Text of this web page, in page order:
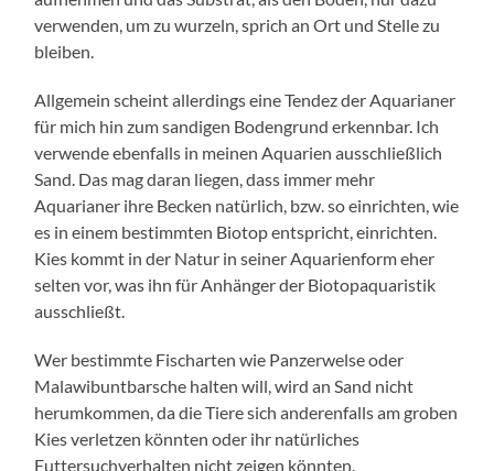
verwenden, um zu wurzeln, sprich an Ort und Stelle zu
bleiben.
Allgemein scheint allerdings eine Tendez der Aquarianer
für mich hin zum sandigen Bodengrund erkennbar. Ich
verwende ebenfalls in meinen Aquarien ausschließlich
Sand. Das mag daran liegen, dass immer mehr
Aquarianer ihre Becken natürlich, bzw. so einrichten, wie
es in einem bestimmten Biotop entspricht, einrichten.
Kies kommt in der Natur in seiner Aquarienform eher
selten vor, was ihn für Anhänger der Biotopaquaristik
ausschließt.
Wer bestimmte Fischarten wie Panzerwelse oder
Malawibuntbarsche halten will, wird an Sand nicht
herumkommen, da die Tiere sich anderenfalls am groben
Kies verletzen könnten oder ihr natürliches
Futtersuchverhalten nicht zeigen könnten.